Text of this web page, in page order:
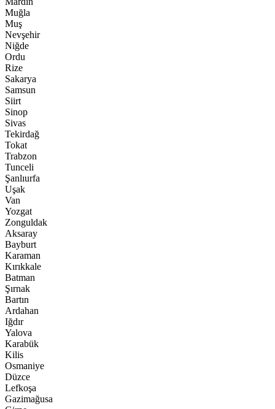
Muğla
Muş
Nevşehir
Niğde
Ordu
Rize
Sakarya
Samsun
Siirt
Sinop
Sivas
Tekirdağ
Tokat
Trabzon
Tunceli
Şanlıurfa
Uşak
Van
Yozgat
Zonguldak
Aksaray
Bayburt
Karaman
Kırıkkale
Batman
Şırnak
Bartın
Ardahan
Iğdır
Yalova
Karabük
Kilis
Osmaniye
Düzce
Lefkoşa
Gazimağusa